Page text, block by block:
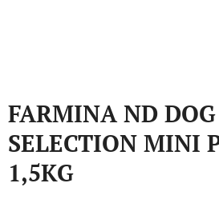
FARMINA ND
SELECTION MINI
1,5KG